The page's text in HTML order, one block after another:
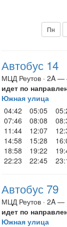
Пн
Автобус 14
МЦД Реутов · 2A —
идет по
Южная улица
04:42
05:05
07:46
08:08
11:44
12:07
14:58
15:28
18:58
19:22
22:23
22:45
Автобус 79
МЦД Реутов · 2A —
идет по
Южная улица